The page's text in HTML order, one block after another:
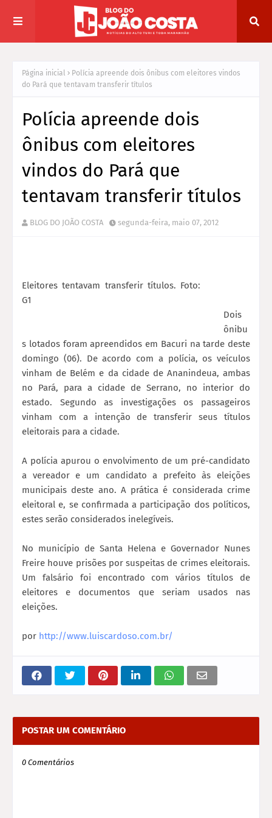
Página inicial
Polícia apreende dois ônibus com eleitores vindos
do Pará que tentavam transferir títulos
Polícia apreende dois
ônibus com eleitores
vindos do Pará que
tentavam transferir títulos
BLOG DO JOÃO COSTA segunda-feira, maio 07, 2012
Eleitores tentavam transferir títulos. Foto:
G1
Dois
ônibu
s lotados foram apreendidos em Bacuri na tarde deste
domingo (06). De acordo com a polícia, os veículos
vinham de Belém e da cidade de Ananindeua, ambas
no Pará, para a cidade de Serrano, no interior do
estado. Segundo as investigações os passageiros
vinham com a intenção de transferir seus títulos
eleitorais para a cidade.
A polícia apurou o envolvimento de um pré-candidato
a vereador e um candidato a prefeito às eleições
municipais deste ano. A prática é considerada crime
eleitoral e, se confirmada a participação dos políticos,
estes serão considerados inelegíveis.
No município de Santa Helena e Governador Nunes
Freire houve prisões por suspeitas de crimes eleitorais.
Um falsário foi encontrado com vários títulos de
eleitores e documentos que seriam usados nas
eleições.
por http://www.luiscardoso.com.br/
POSTAR UM COMENTÁRIO
0 Comentários